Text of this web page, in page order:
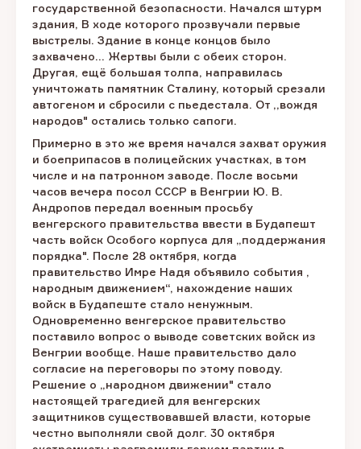
государственной безопасности. Начался штурм
здания, B ходе которого прозвучали первые
выстрелы. Здание в конце концов было
захвачено... Жертвы были с обеих сторон.
Другая, ещё большая толпа, направилась
уничтожать памятник Сталину, который срезали
автогеном и сбросили с пьедестала. От ,,вождя
народов" остались только сапоги.
Примерно в это же время начался захват оружия
и боеприпасов в полицейских участках, в том
числе и на патронном заводе. После восьми
часов вечера посол СССР в Венгрии Ю. В.
Андропов передал военным просьбу
венгерского правительства ввести в Будапешт
часть войск Особого корпуса для „поддержания
порядка". После 28 октября, когда
правительство Имре Надя объявило события ,
народным движением“, нахождение наших
войск в Будапеште стало ненужным.
Одновременно венгерское правительство
поставило вопрос о выводе советских войск из
Венгрии вообще. Наше правительство дало
согласие на переговоры по этому поводу.
Решение о „народном движении" стало
настоящей трагедией для венгерских
защитников существовавшей власти, которые
честно выполняли свой долг. 30 октября